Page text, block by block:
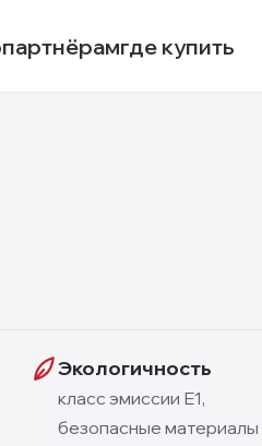
партнёрамгде купить
Экологичность
класс эмиссии E1,
безопасные материалы